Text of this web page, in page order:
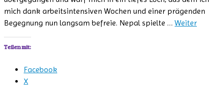
mich dank arbeitsintensiven Wochen und einer prägenden
Begegnung nun langsam befreie. Nepal spielte … Weiter
Teilen mit:
Facebook
X